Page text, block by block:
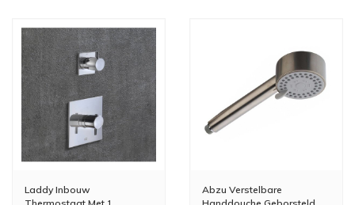
Laddy Inbouw
Abzu Verstelbare